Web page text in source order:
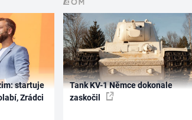
startuje
Zrádci
Tank KV-1 Němce dokonale
zaskočil